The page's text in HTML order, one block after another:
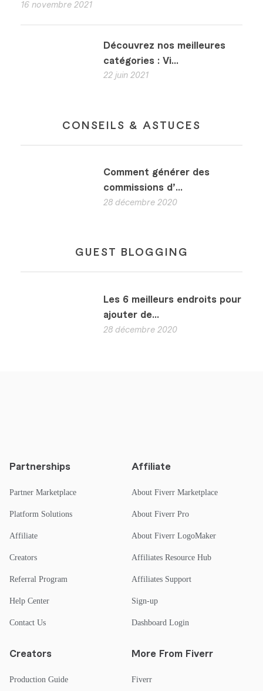
16 novembre 2021
Découvrez nos meilleures
catégories : Vi...
22 juin 2021
CONSEILS & ASTUCES
Comment générer des
commissions d’...
28 décembre 2020
GUEST BLOGGING
Les 6 meilleurs endroits pour
ajouter de...
28 décembre 2020
Partnerships
Partner Marketplace
Platform Solutions
Affiliate
Creators
Referral Program
Help Center
Contact Us
Affiliate
About Fiverr Marketplace
About Fiverr Pro
About Fiverr LogoMaker
Affiliates Resource Hub
Affiliates Support
Sign-up
Dashboard Login
Creators
Production Guide
More From Fiverr
Fiverr